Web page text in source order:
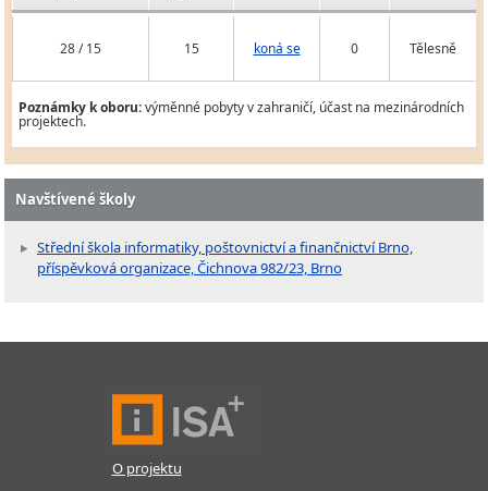
28 / 15 15 koná se 0 Tělesně
Poznámky k oboru:výměnné pobyty v zahraničí, účast na mezinárodních
projektech.
Navštívené školy
Střední škola informatiky, poštovnictví a finančnictví Brno,
příspěvková organizace, Čichnova 982/23, Brno
O projektu